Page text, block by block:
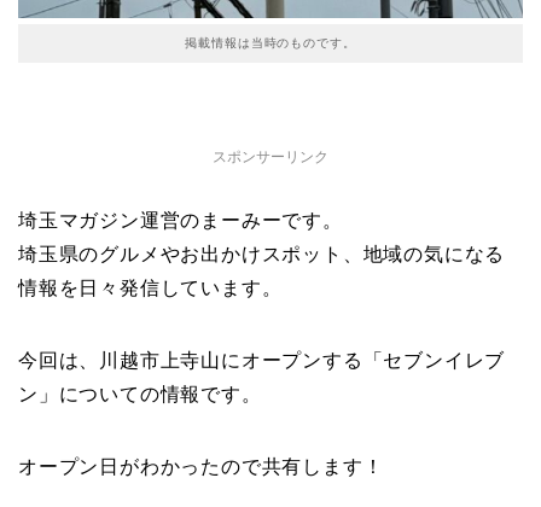
掲載情報は当時のものです。
スポンサーリンク
埼玉マガジン運営のまーみーです。
埼玉県のグルメやお出かけスポット、地域の気になる
情報を日々発信しています。
今回は、川越市上寺山にオープンする「セブンイレブ
ン」についての情報です。
オープン日がわかったので共有します！